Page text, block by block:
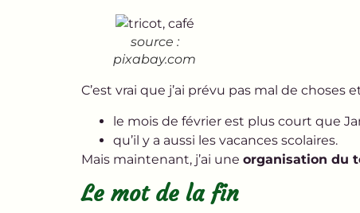
source :
pixabay.com
C’est vrai que j’ai prévu pas mal de choses
le mois de février est plus court que
qu’il y a aussi les vacances scolaires.
Mais maintenant, j’ai une organisation du
Le mot de la fin